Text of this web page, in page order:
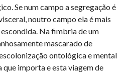
Se num campo a segregação é
noutro campo ela é mais
Na fimbria de um
mascarado de
ontológica e mental
que importa e esta viagem de